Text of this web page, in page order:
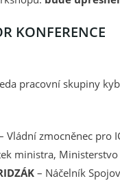
KONFERENCE
pracovní skupiny
Vládní zmocněnec pro
ministra,
– Náčelník